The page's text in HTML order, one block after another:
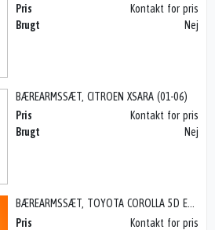
Pris
Kontakt for pris
Brugt
Nej
BÆREARMSSÆT, CITROEN XSARA (01-06)
Pris
Kontakt for pris
Brugt
Nej
BÆREARMSSÆT, TOYOTA COROLLA 5D E11 98-00
Pris
Kontakt for pris